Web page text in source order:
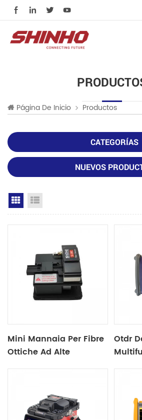
Página De Inicio Productos
CATEGORÍAS
NUEVOS
Grid View
Mini Mannaia Per Fibre
Ottiche Ad Alte
Otdr